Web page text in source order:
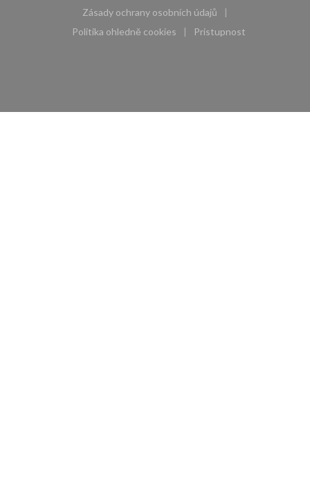
Zásady ochrany osobních údajů
((otevře se v novém okně))
Politika ohledně cookies
((otevře se v novém okně))
Pristupnost
((otevře se v novém